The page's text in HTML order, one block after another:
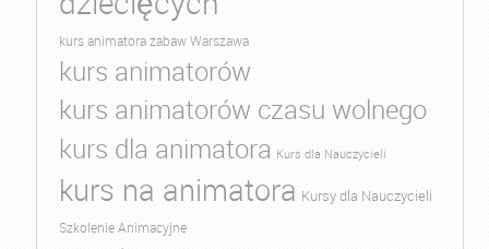
kurs animatora zabaw Warszawa
kurs animatorów
kurs animatorów czasu wolnego
kurs dla animatora Kurs dla Nauczycieli
kurs na animatora Kursy dla Nauczycieli
Szkolenie Animacyjne